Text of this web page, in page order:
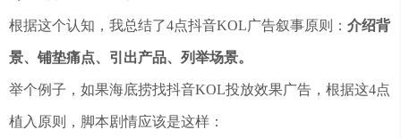
根据这个认知，我总结了4点抖音KOL广告叙事原则： 介绍背
景、铺垫痛点、引出产品、列举场景。
举个例子，如果海底捞找抖音KOL投放效果广告，根据这4点
植入原则，脚本剧情应该是这样：